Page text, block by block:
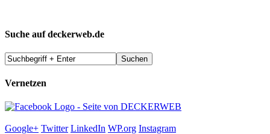
Suche auf deckerweb.de
Vernetzen
Google+ Twitter LinkedIn WP.org Instagram